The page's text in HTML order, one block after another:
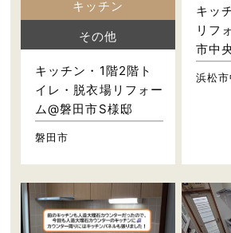
キッチン
その他
キッチン・1階2階ト
イレ・脱衣場リフォー
ム@磐田市S様邸
磐田市
キッ
リフ
市中
浜松